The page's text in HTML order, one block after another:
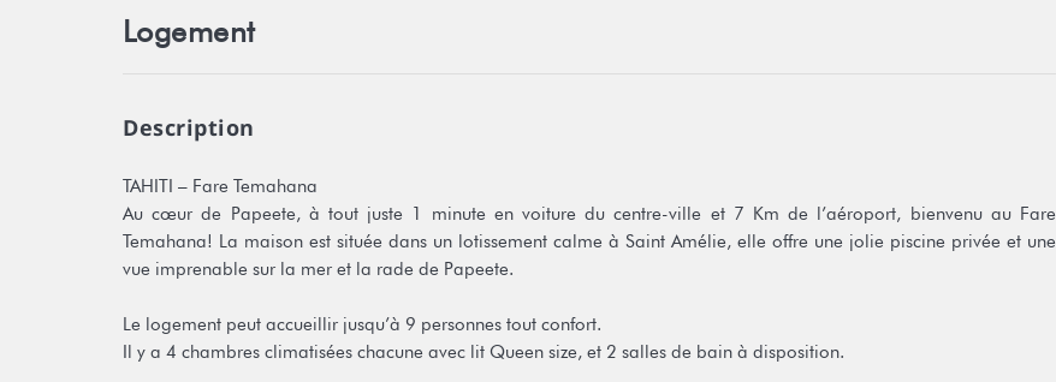
Logement
Description
TAHITI – Fare Temahana
Au cœur de Papeete, à tout juste 1 minute en voiture du centre-ville et 7 Km de l’aéroport, bienvenu au Fare
Temahana! La maison est située dans un lotissement calme à Saint Amélie, elle offre une jolie piscine privée et une
vue imprenable sur la mer et la rade de Papeete.
Le logement peut accueillir jusqu’à 9 personnes tout confort.
Il y a 4 chambres climatisées chacune avec lit Queen size, et 2 salles de bain à disposition.